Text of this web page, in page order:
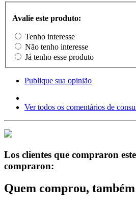
Avalie este produto:
Tenho interesse
Não tenho interesse
Já tenho esse produto
Publique sua opinião
Ver todos os comentários de
Los clientes que compraron
compraron:
Quem comprou,